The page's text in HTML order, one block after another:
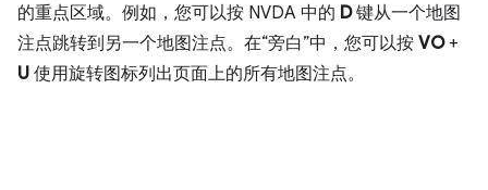
的重点区域。例如，您可以按 NVDA 中的 D键从一个地图
注点跳转到另一个地图注点。在“旁白”中，您可以按 VO+
U 使用旋转图标列出页面上的所有地图注点。